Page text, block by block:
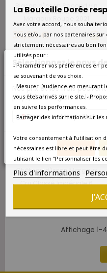
Sélectionnez le pays
Nos prix et les frais
pays/de la région de
France métropolitaine
Annuler
Blason d'Issan Second vin
de Château d'Issan
35,00 €
DISPONIBLE À L'UNITÉ
favorite_border
Château d'Issan Margaux
3ème Grand
Cru Classé Impériale 6
Affichage 1-
La Bouteille Dorée
Avec votre accord, nous
nous et/ou par nos partenaires sur
strictement nécessaires au bon
utilisés pour :
- Paramétrer vos préférences en
se souvenant de vos choix.
- Mesurer l’audience en
vous êtes arrivés sur le site. -
en suivre les performances.
- Partager des informations sur les
Votre consentement à l’utilisation
nécessaires est libre et peut être
utilisant le lien “Personnaliser les
Plus d'informations